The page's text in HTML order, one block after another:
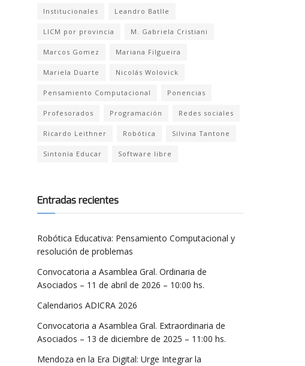
Institucionales Leandro Batlle
LICM por provincia M. Gabriela Cristiani
Marcos Gomez Mariana Filgueira
Mariela Duarte Nicolás Wolovick
Pensamiento Computacional Ponencias
Profesorados Programación Redes sociales
Ricardo Leithner Robótica Silvina Tantone
Sintonía Educar Software libre
Entradas recientes
Robótica Educativa: Pensamiento Computacional y
resolución de problemas
Convocatoria a Asamblea Gral. Ordinaria de
Asociados – 11 de abril de 2026 – 10:00 hs.
Calendarios ADICRA 2026
Convocatoria a Asamblea Gral. Extraordinaria de
Asociados – 13 de diciembre de 2025 – 11:00 hs.
Mendoza en la Era Digital: Urge Integrar la